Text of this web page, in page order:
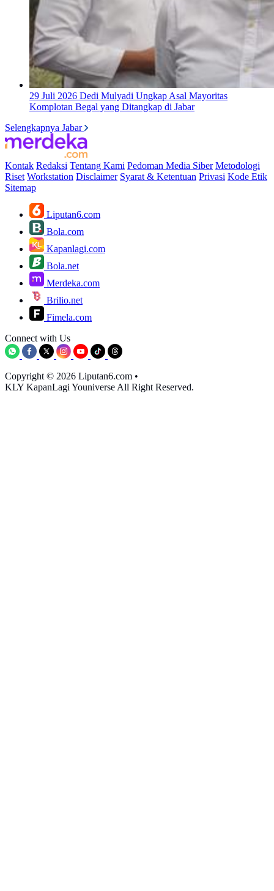
29 Juli 2026 Dedi Mulyadi Ungkap Asal Mayoritas
Komplotan Begal yang Ditangkap di Jabar
Selengkapnya Jabar
Kontak Redaksi Tentang Kami Pedoman Media Siber Metodologi
Riset Workstation Disclaimer Syarat & Ketentuan Privasi Kode Etik
Sitemap
Liputan6.com
Bola.com
Kapanlagi.com
Bola.net
Merdeka.com
Brilio.net
Fimela.com
Connect with Us
Copyright © 2026 Liputan6.com •
KLY KapanLagi Youniverse All Right Reserved.